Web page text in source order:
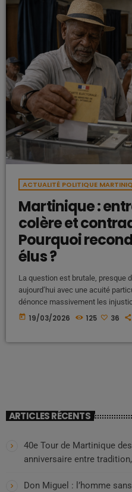
ACTUALITÉ POLITIQUE
Martinique :
colère et
Pourquoi
élus ?
La question est brutale, presque
aujourd’hui avec une acuité
dénonce massivement les
chômage et les inégalités,
today 19/03/2026 125 36
ARTICLES RÉCENTS
40e Tour de Martinique
anniversaire entre
Don Miguel : l’homme